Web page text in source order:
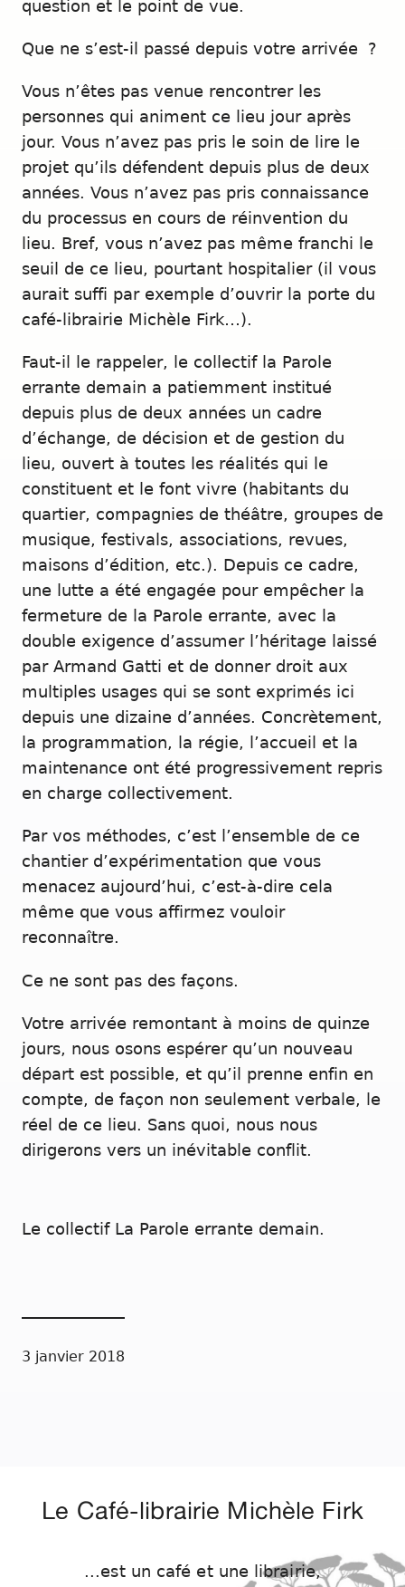
question et le point de vue.
Que ne s’est-il passé depuis votre arrivée ?
Vous n’êtes pas venue rencontrer les
personnes qui animent ce lieu jour après
jour. Vous n’avez pas pris le soin de lire le
projet qu’ils défendent depuis plus de deux
années. Vous n’avez pas pris connaissance
du processus en cours de réinvention du
lieu. Bref, vous n’avez pas même franchi le
seuil de ce lieu, pourtant hospitalier (il vous
aurait suffi par exemple d’ouvrir la porte du
café-librairie Michèle Firk…).
Faut-il le rappeler, le collectif la Parole
errante demain a patiemment institué
depuis plus de deux années un cadre
d’échange, de décision et de gestion du
lieu, ouvert à toutes les réalités qui le
constituent et le font vivre (habitants du
quartier, compagnies de théâtre, groupes de
musique, festivals, associations, revues,
maisons d’édition, etc.). Depuis ce cadre,
une lutte a été engagée pour empêcher la
fermeture de la Parole errante, avec la
double exigence d’assumer l’héritage laissé
par Armand Gatti et de donner droit aux
multiples usages qui se sont exprimés ici
depuis une dizaine d’années. Concrètement,
la programmation, la régie, l’accueil et la
maintenance ont été progressivement repris
en charge collectivement.
Par vos méthodes, c’est l’ensemble de ce
chantier d’expérimentation que vous
menacez aujourd’hui, c’est-à-dire cela
même que vous affirmez vouloir
reconnaître.
Ce ne sont pas des façons.
Votre arrivée remontant à moins de quinze
jours, nous osons espérer qu’un nouveau
départ est possible, et qu’il prenne enfin en
compte, de façon non seulement verbale, le
réel de ce lieu. Sans quoi, nous nous
dirigerons vers un inévitable conflit.
Le collectif La Parole errante demain.
3 janvier 2018
Le Café-librairie Michèle Firk
...est un café et une librairie,